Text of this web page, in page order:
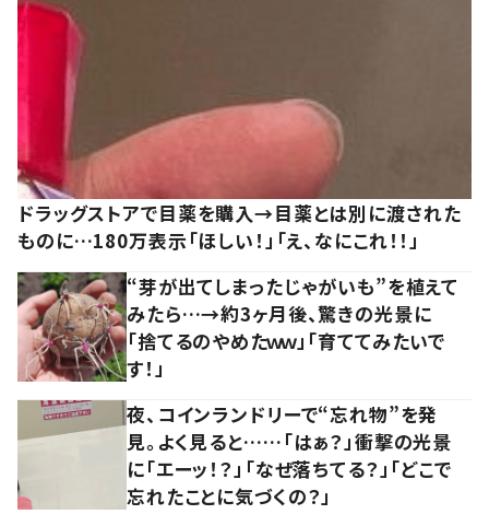
ドラッグストアで目薬を購入→目薬とは別に渡された
ものに…180万表示「ほしい！」「え、なにこれ！！」
“芽が出てしまったじゃがいも”を植えて
みたら…→約3ヶ月後、驚きの光景に
「捨てるのやめたｗｗ」「育ててみたいで
す！」
夜、コインランドリーで“忘れ物”を発
見。よく見ると……「はぁ？」衝撃の光景
に「エーッ！？」「なぜ落ちてる？」「どこで
忘れたことに気づくの？」